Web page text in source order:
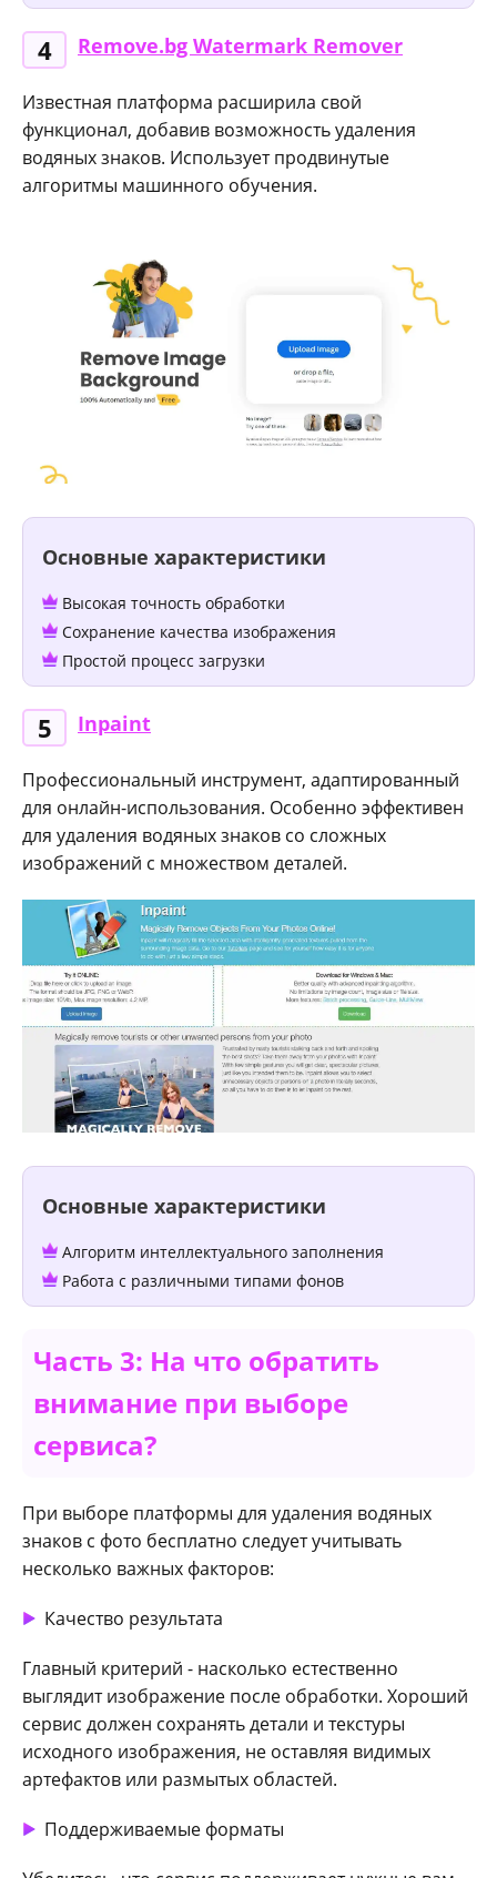
4 Remove.bg Watermark Remover
Известная платформа расширила свой
функционал, добавив возможность удаления
водяных знаков. Использует продвинутые
алгоритмы машинного обучения.
Основные характеристики
Высокая точность обработки
Сохранение качества изображения
Простой процесс загрузки
5 Inpaint
Профессиональный инструмент, адаптированный
для онлайн-использования. Особенно эффективен
для удаления водяных знаков со сложных
изображений с множеством деталей.
Основные характеристики
Алгоритм интеллектуального заполнения
Работа с различными типами фонов
Часть 3: На что обратить
внимание при выборе
сервиса?
При выборе платформы для удаления водяных
знаков с фото бесплатно следует учитывать
несколько важных факторов:
Качество результата
Главный критерий - насколько естественно
выглядит изображение после обработки. Хороший
сервис должен сохранять детали и текстуры
исходного изображения, не оставляя видимых
артефактов или размытых областей.
Поддерживаемые форматы